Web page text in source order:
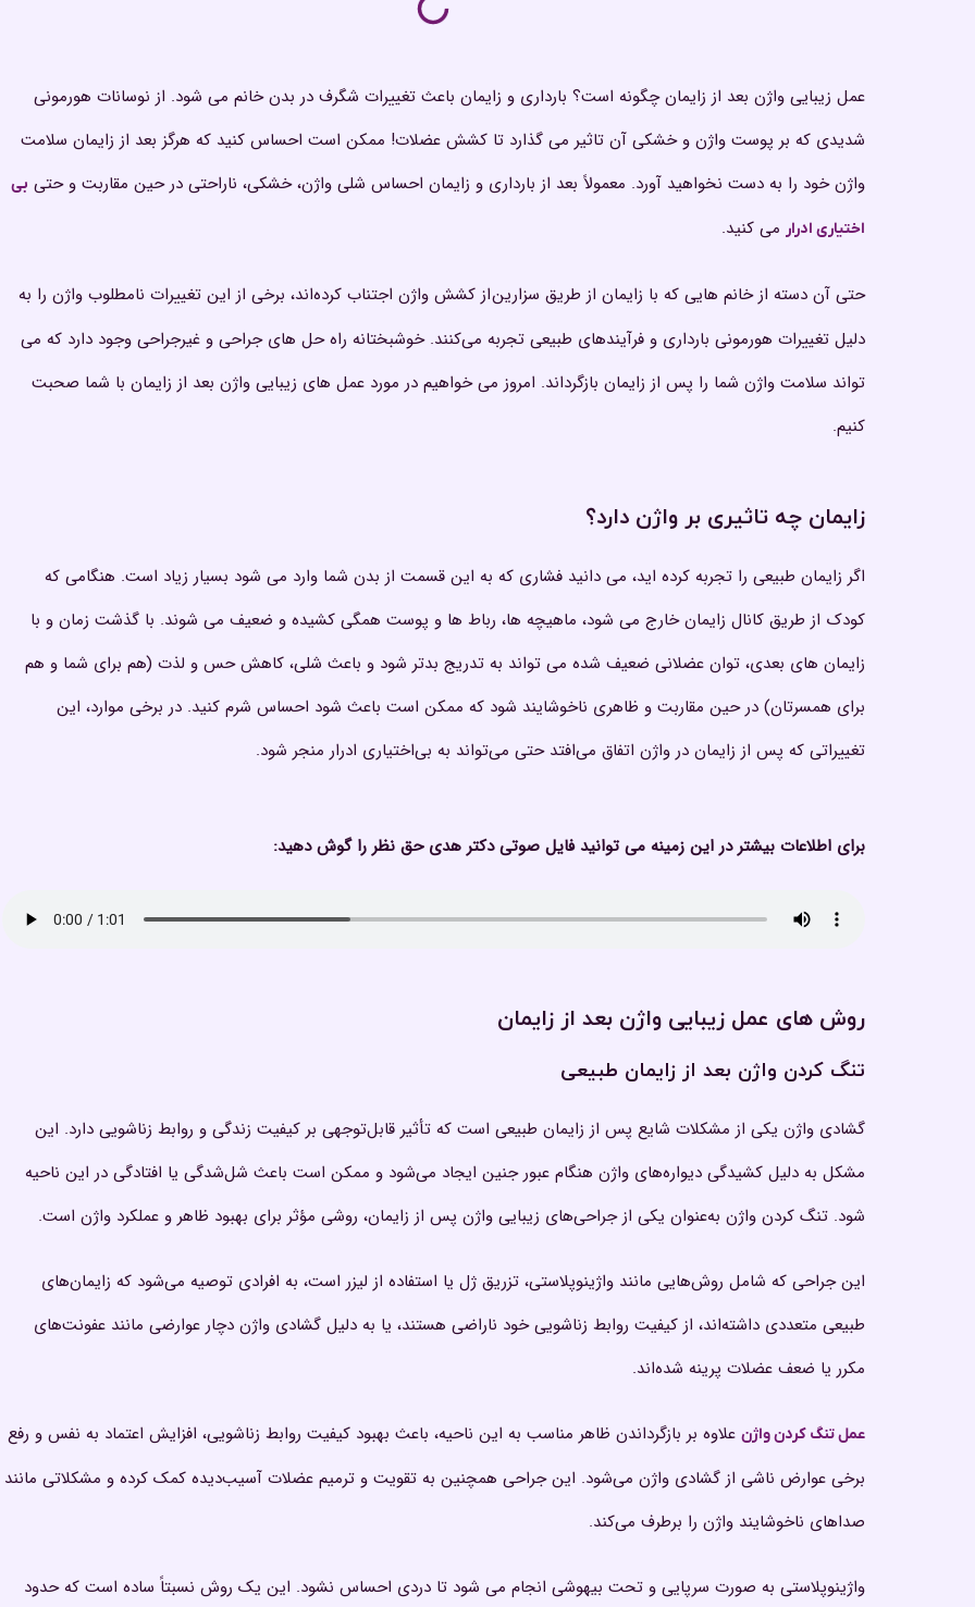
عمل زیبایی واژن بعد از زایمان چگونه است؟ بارداری و زایمان باعث تغییرات شگرف در بدن خانم می شود. از نوسانات هورمونی
شدیدی که بر پوست واژن و خشکی آن تاثیر می گذارد تا کشش عضلات! ممکن است احساس کنید که هرگز بعد از زایمان سلامت
واژن خود را به دست نخواهید آورد. معمولاً بعد از بارداری و زایمان احساس شلی واژن، خشکی، ناراحتی در حین مقاربت و حتی بی
اختیاری ادرار می کنید.
حتی آن دسته از خانم هایی که با زایمان از طریق سزاریناز کشش واژن اجتناب کرده‌اند، برخی از این تغییرات نامطلوب واژن را به
دلیل تغییرات هورمونی بارداری و فرآیندهای طبیعی تجربه می‌کنند. خوشبختانه راه حل های جراحی و غیرجراحی وجود دارد که می
تواند سلامت واژن شما را پس از زایمان بازگرداند. امروز می خواهیم در مورد عمل های زیبایی واژن بعد از زایمان با شما صحبت
کنیم.
زایمان چه تاثیری بر واژن دارد؟
اگر زایمان طبیعی را تجربه کرده اید، می دانید فشاری که به این قسمت از بدن شما وارد می شود بسیار زیاد است. هنگامی که
کودک از طریق کانال زایمان خارج می شود، ماهیچه ها، رباط ها و پوست همگی کشیده و ضعیف می شوند. با گذشت زمان و با
زایمان های بعدی، توان عضلانی ضعیف شده می تواند به تدریج بدتر شود و باعث شلی، کاهش حس و لذت (هم برای شما و هم
برای همسرتان) در حین مقاربت و ظاهری ناخوشایند شود که ممکن است باعث شود احساس شرم کنید. در برخی موارد، این
تغییراتی که پس از زایمان در واژن اتفاق می‌افتد حتی می‌تواند به بی‌اختیاری ادرار منجر شود.
برای اطلاعات بیشتر در این زمینه می توانید فایل صوتی دکتر هدی حق نظر را گوش دهید:
روش های عمل زیبایی واژن بعد از زایمان
تنگ کردن واژن بعد از زایمان طبیعی
گشادی واژن یکی از مشکلات شایع پس از زایمان طبیعی است که تأثیر قابل‌توجهی بر کیفیت زندگی و روابط زناشویی دارد. این
مشکل به دلیل کشیدگی دیواره‌های واژن هنگام عبور جنین ایجاد می‌شود و ممکن است باعث شل‌شدگی یا افتادگی در این ناحیه
شود. تنگ کردن واژن به‌عنوان یکی از جراحی‌های زیبایی واژن پس از زایمان، روشی مؤثر برای بهبود ظاهر و عملکرد واژن است.
این جراحی که شامل روش‌هایی مانند واژینوپلاستی، تزریق ژل یا استفاده از لیزر است، به افرادی توصیه می‌شود که زایمان‌های
طبیعی متعددی داشته‌اند، از کیفیت روابط زناشویی خود ناراضی هستند، یا به دلیل گشادی واژن دچار عوارضی مانند عفونت‌های
مکرر یا ضعف عضلات پرینه شده‌اند.
عمل تنگ کردن واژن علاوه بر بازگرداندن ظاهر مناسب به این ناحیه، باعث بهبود کیفیت روابط زناشویی، افزایش اعتماد به نفس و رفع
برخی عوارض ناشی از گشادی واژن می‌شود. این جراحی همچنین به تقویت و ترمیم عضلات آسیب‌دیده کمک کرده و مشکلاتی مانند
صداهای ناخوشایند واژن را برطرف می‌کند.
واژینوپلاستی به صورت سرپایی و تحت بیهوشی انجام می شود تا دردی احساس نشود. این یک روش نسبتاً ساده است که حدود